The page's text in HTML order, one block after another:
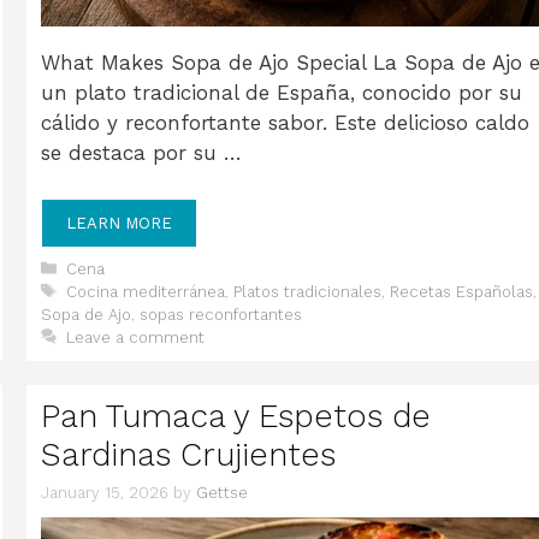
What Makes Sopa de Ajo Special La Sopa de Ajo
un plato tradicional de España, conocido por su
cálido y reconfortante sabor. Este delicioso caldo
se destaca por su …
LEARN MORE
Categories
Cena
Tags
Cocina mediterránea Platos tradicionales Recetas Españolas
Sopa de Ajo sopas reconfortantes
Leave a comment
Pan Tumaca y Espetos de
Sardinas Crujientes
January 15, 2026 by Gettse